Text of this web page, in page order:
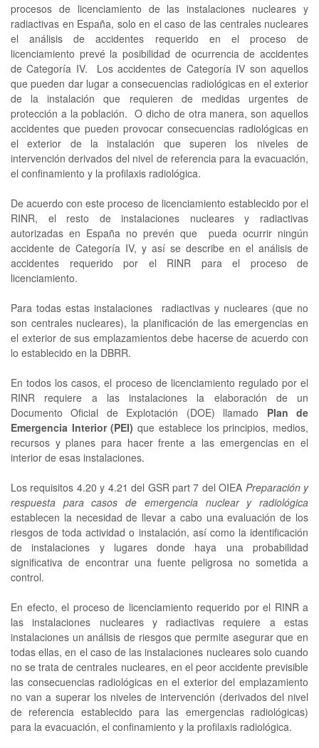
procesos de licenciamiento de las instalaciones nucleares y
radiactivas en España, solo en el caso de las centrales nucleares
el análisis de accidentes requerido en el proceso de
licenciamiento prevé la posibilidad de ocurrencia de accidentes
de Categoría IV. Los accidentes de Categoría IV son aquellos
que pueden dar lugar a consecuencias radiológicas en el exterior
de la instalación que requieren de medidas urgentes de
protección a la población. O dicho de otra manera, son aquellos
accidentes que pueden provocar consecuencias radiológicas en
el exterior de la instalación que superen los niveles de
intervención derivados del nivel de referencia para la evacuación,
el confinamiento y la profilaxis radiológica.
De acuerdo con este proceso de licenciamiento establecido por el
RINR, el resto de instalaciones nucleares y radiactivas
autorizadas en España no prevén que pueda ocurrir ningún
accidente de Categoría IV, y así se describe en el análisis de
accidentes requerido por el RINR para el proceso de
licenciamiento.
Para todas estas instalaciones radiactivas y nucleares (que no
son centrales nucleares), la planificación de las emergencias en
el exterior de sus emplazamientos debe hacerse de acuerdo con
lo establecido en la DBRR.
En todos los casos, el proceso de licenciamiento regulado por el
RINR requiere a las instalaciones la elaboración de un
Documento Oficial de Explotación (DOE) llamado Plan de
Emergencia Interior (PEI) que establece los principios, medios,
recursos y planes para hacer frente a las emergencias en el
interior de esas instalaciones.
Los requisitos 4.20 y 4.21 del GSR part 7 del OIEA Preparación y
respuesta para casos de emergencia nuclear y radiológica
establecen la necesidad de llevar a cabo una evaluación de los
riesgos de toda actividad o instalación, así como la identificación
de instalaciones y lugares donde haya una probabilidad
significativa de encontrar una fuente peligrosa no sometida a
control.
En efecto, el proceso de licenciamiento requerido por el RINR a
las instalaciones nucleares y radiactivas requiere a estas
instalaciones un análisis de riesgos que permite asegurar que en
todas ellas, en el caso de las instalaciones nucleares solo cuando
no se trata de centrales nucleares, en el peor accidente previsible
las consecuencias radiológicas en el exterior del emplazamiento
no van a superar los niveles de intervención (derivados del nivel
de referencia establecido para las emergencias radiológicas)
para la evacuación, el confinamiento y la profilaxis radiológica.